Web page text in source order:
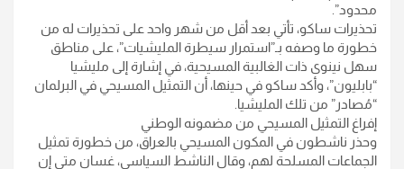
محدود”.
تحذيرات ساكو، تأتي بعد أقل من شهر واحد على تحذيرات له من
خطورة ما وصفه بـ”استمرار سيطرة المليشيات”، على مناطق
سهل نينوى ذات الغالبية المسيحية، في إشارة إلى مليشيا
“بابليون”، وأكد ساكو في حينها، أن التمثيل المسيحي في البرلمان
“مُصادر” من تلك المليشيا.
إفراغ التمثيل المسيحي من مضمونه الوطني
وحذر ناشطون في المكون المسيحي بالعراق، من خطورة تمثيل
الجماعات المسلحة لهم، وقال الناشط السياسي، غسان متي إن